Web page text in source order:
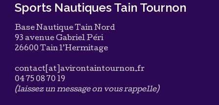
Sports Nautiques Tain Tournon
Base Nautique Tain Nord
93 avenue Gabriel Péri
26600 Tain l’Hermitage
contact[at]avirontaintournon.fr
04 75 08 70 19
(laissez un message on vous rappelle)